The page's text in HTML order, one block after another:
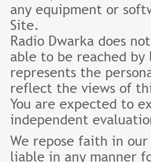
any equipment or
Site.
Radio Dwarka does
able to be reached
represents the
reflect the views of
You are expected to
independent
We repose faith in
liable in any manner